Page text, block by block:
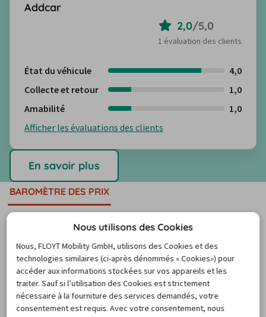
Addcar
2,0/5,0
1 évaluation des clients
État du véhicule
4,0
Collecte et retour
1,0
Amabilité
1,0
Afficher les évaluations des clients
En savoir plus
BAROMÈTRE DES PRIX
Combien coûte une voiture de
location au Finlande ?
Au cours de l'année, les prix des voitures de location
Nous utilisons des Cookies
Nous, FLOYT Mobility GmbH, utilisons des Cookies et des
technologies similaires (ci-après dénommés « Cookies») pour
accéder aux informations stockées sur vos appareils et les
traiter. Sauf si l’utilisation des Cookies est strictement
nécessaire à la fourniture des services demandés, votre
consentement est requis. Avec votre consentement, nous